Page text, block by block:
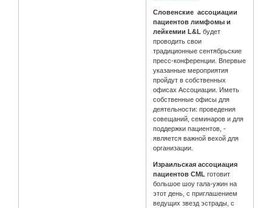
Словенские ассоциации
пациентов лимфомы и
лейкемии L&L будет
проводить свои
традиционные сентябрьские
пресс-конференции. Впервые
указанные мероприятия
пройдут в собственных
офисах Ассоциации. Иметь
собственные офисы для
деятельности: проведения
совещаний, семинаров и для
поддержки пациентов, -
является важной вехой для
организации.
Израильская ассоциация
пациентов CML готовит
большое шоу гала-ужин на
этот день, с приглашением
ведущих звезд эстрады, с